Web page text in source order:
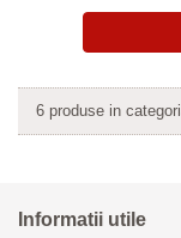
6 produse in
Informatii utile